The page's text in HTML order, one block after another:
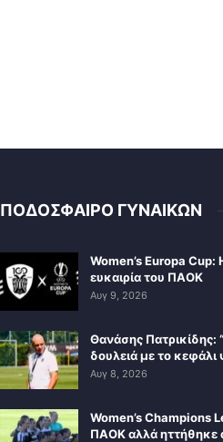
ΠΟΔΟΣΦΑΙΡΟ ΓΥΝΑΙΚΩΝ
Women’s Europa
ευκαιρία του ΠΑΟΚ
Αυγ 9, 2026
Θανάσης Πατρικίδης:
δουλειά με το κεφάλι
Αυγ 8, 2026
Women’s Champions
ΠΑΟΚ αλλά ηττήθηκε